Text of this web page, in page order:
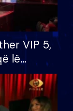
VIP 5,
lë
për